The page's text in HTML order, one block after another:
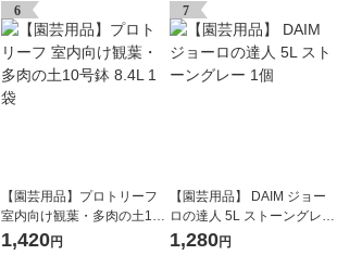
6
【園芸用品】プロトリーフ
室内向け観葉・多肉の土10
号鉢 8.4L 1袋
1,420円
7
【園芸用品】 DAIM ジョー
ロの達人 5L ストーングレー
1個
1,280円